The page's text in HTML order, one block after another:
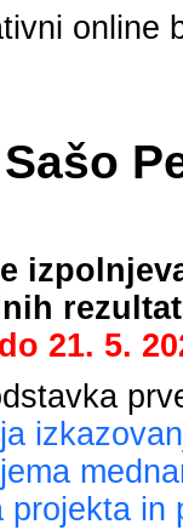
online
Sašo
do 21. 5.
in